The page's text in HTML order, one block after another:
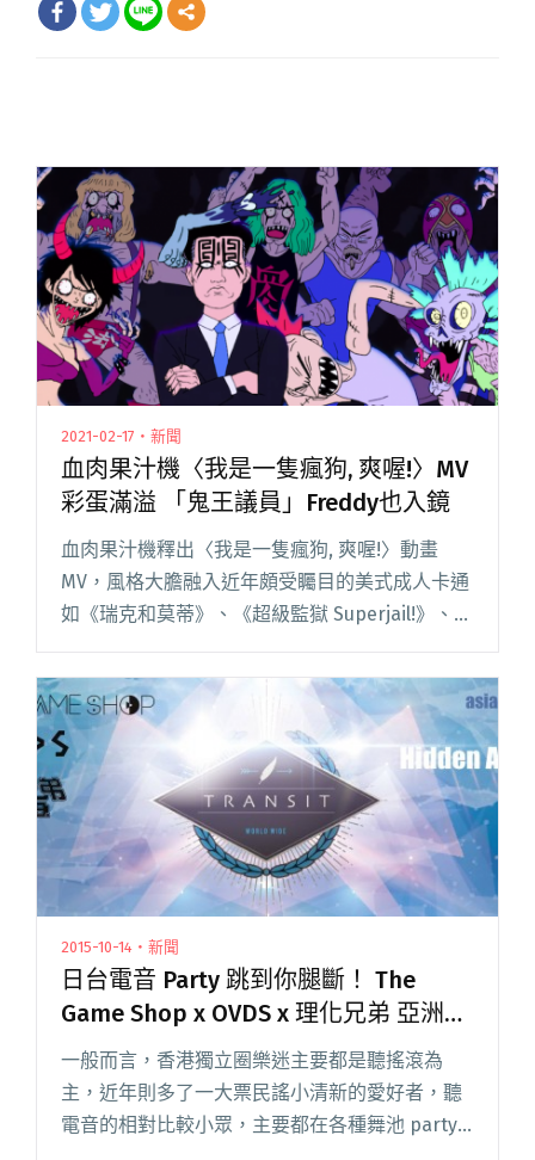
2021-02-17・新聞
血肉果汁機〈我是一隻瘋狗, 爽喔!〉MV
彩蛋滿溢 「鬼王議員」Freddy也入鏡
血肉果汁機釋出〈我是一隻瘋狗, 爽喔!〉動畫
MV，風格大膽融入近年頗受矚目的美式成人卡通
如《瑞克和莫蒂》、《超級監獄 Superjail!》、
《醃黃瓜先生》等。在充滿科幻、宗教、性與暴
力的奇想畫面裡，暗藏諸多彩蛋，包括：客席主
唱 Beyo閱讀全文 "血肉果汁機〈我是一隻瘋狗,
爽喔!〉MV彩蛋滿溢 「鬼王議員」Freddy也入鏡"
2015-10-14・新聞
日台電音 Party 跳到你腿斷！ The
Game Shop x OVDS x 理化兄弟 亞洲巡
演香港站
一般而言，香港獨立圈樂迷主要都是聽搖滾為
主，近年則多了一大票民謠小清新的愛好者，聽
電音的相對比較小眾，主要都在各種舞池 party